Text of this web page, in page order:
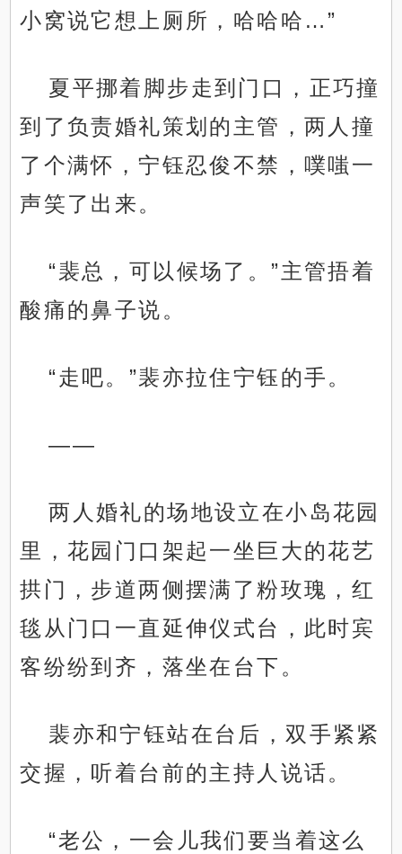
小窝说它想上厕所，哈哈哈…”
夏平挪着脚步走到门口，正巧撞
到了负责婚礼策划的主管，两人撞
了个满怀，宁钰忍俊不禁，噗嗤一
声笑了出来。
“裴总，可以候场了。”主管捂着
酸痛的鼻子说。
“走吧。”裴亦拉住宁钰的手。
——
两人婚礼的场地设立在小岛花园
里，花园门口架起一坐巨大的花艺
拱门，步道两侧摆满了粉玫瑰，红
毯从门口一直延伸仪式台，此时宾
客纷纷到齐，落坐在台下。
裴亦和宁钰站在台后，双手紧紧
交握，听着台前的主持人说话。
“老公，一会儿我们要当着这么